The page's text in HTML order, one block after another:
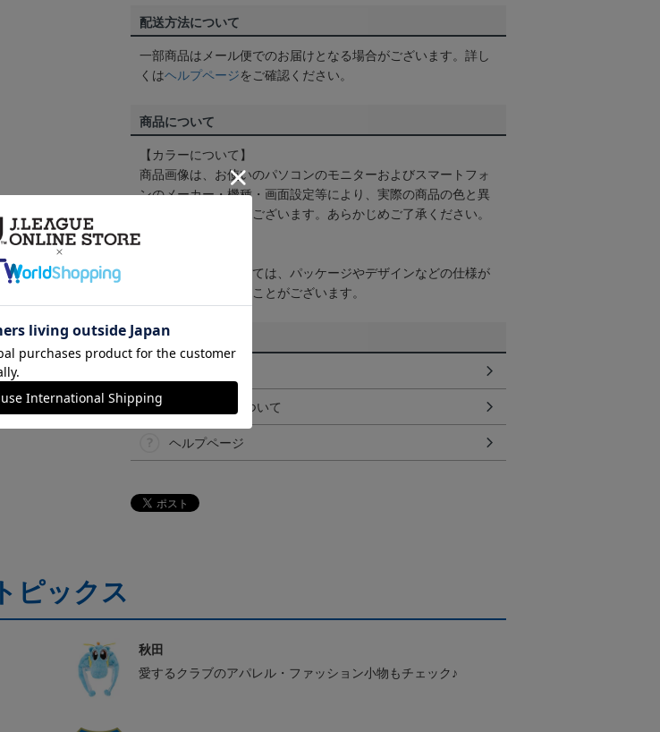
配送方法について
一部商品はメール便でのお届けとなる場合がございます。詳し
くはヘルプページをご確認ください。
商品について
【カラーについて】
商品画像は、お使いのパソコンのモニターおよびスマートフォ
ンのメーカー・機種・画面設定等により、実際の商品の色と異
なって見える場合がございます。あらかじめご了承ください。
取り扱い商品によっては、パッケージやデザインなどの仕様が
予告なく変更になることがございます。
その他
ギフト対応について
ヘルプページ
トピックス
秋田
愛するクラブのアパレル・ファッション小物もチェック♪